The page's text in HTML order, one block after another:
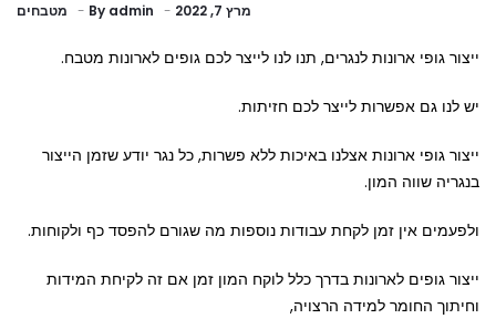
מרץ 7, 2022 By admin מטבחים
ייצור גופי ארונות לנגרים, תנו לנו לייצר לכם גופים לארונות מטבח.
יש לנו גם אפשרות לייצר לכם חזיתות.
ייצור גופי ארונות אצלנו באיכות ללא פשרות, כל נגר יודע שזמן הייצור
בנגריה שווה המון.
ולפעמים אין זמן לקחת עבודות נוספות מה שגורם להפסד כף ולקוחות.
ייצור גופים לארונות בדרך כלל לוקח המון זמן אם זה לקיחת המידות
וחיתוך החומר למידה הרצויה,